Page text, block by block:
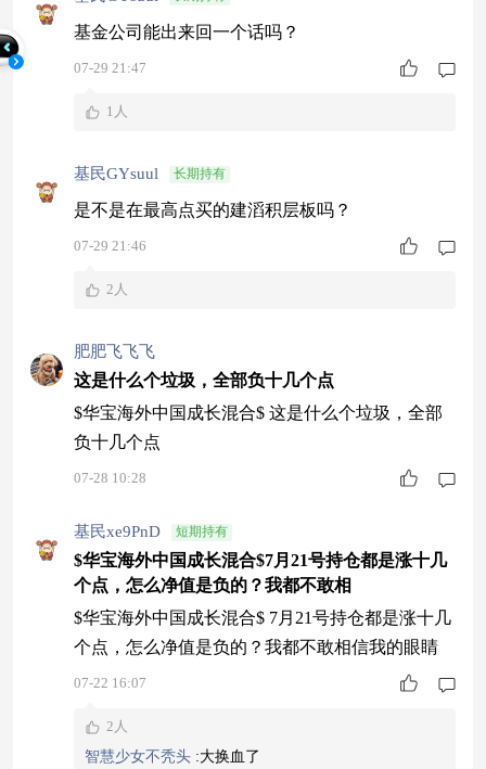
基金公司能出来回一个话吗？
07-29 21:47
1人
基民GYsuul 长期持有
是不是在最高点买的建滔积层板吗？
07-29 21:46
2人
肥肥飞飞飞
这是什么个垃圾，全部负十几个点
$华宝海外中国成长混合$ 这是什么个垃圾，全部
负十几个点
07-28 10:28
基民xe9PnD 短期持有
$华宝海外中国成长混合$7月21号持仓都是涨十几
个点，怎么净值是负的？我都不敢相
$华宝海外中国成长混合$ 7月21号持仓都是涨十几
个点，怎么净值是负的？我都不敢相信我的眼睛
07-22 16:07
2人
智慧少女不秃头 :大换血了